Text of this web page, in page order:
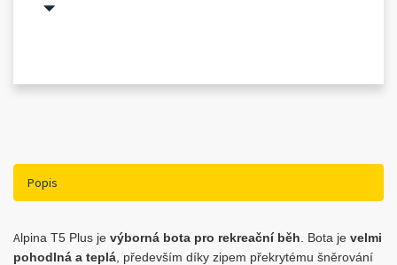
Popis
Alpina T5 Plus je výborná bota pro rekreační běh . Bota je velmi
pohodlná a teplá , především díky zipem překrytému šněrování